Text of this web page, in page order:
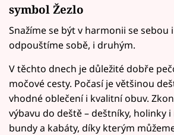
symbol Žezlo
Snažíme se být v harmonii se
odpouštíme sobě, i druhým.
V těchto dnech je důležité dobře
močové cesty. Počasí je většinou
vhodné oblečení i kvalitní obuv.
výbavu do deště – deštníky, holinky
bundy a kabáty, díky kterým